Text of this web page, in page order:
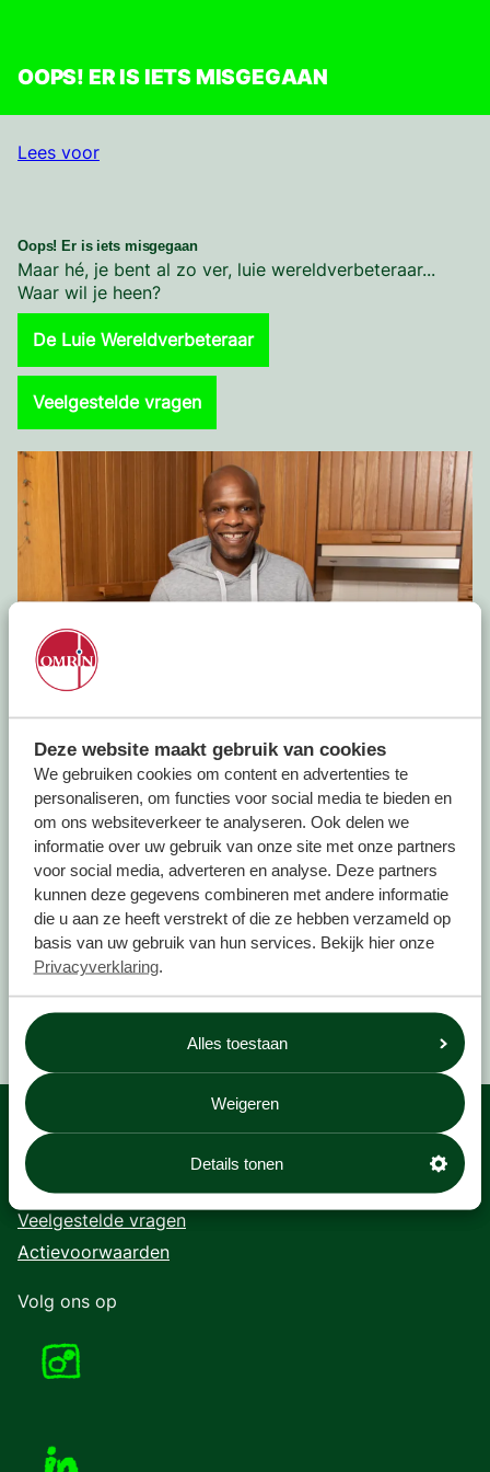
Deze website maakt gebruik van cookies
We gebruiken cookies om content en advertenties te
personaliseren, om functies voor social media te bieden en
om ons websiteverkeer te analyseren. Ook delen we
informatie over uw gebruik van onze site met onze partners
voor social media, adverteren en analyse. Deze partners
kunnen deze gegevens combineren met andere informatie
die u aan ze heeft verstrekt of die ze hebben verzameld op
basis van uw gebruik van hun services. Bekijk hier onze
Privacyverklaring.
Alles toestaan
Weigeren
Details tonen
OOPS! ER IS IETS MISGEGAAN
Lees voor
Oops! Er is iets misgegaan
Maar hé, je bent al zo ver, luie wereldverbeteraar...
Waar wil je heen?
De Luie Wereldverbeteraar
Veelgestelde vragen
Contact
Perskit
Veelgestelde vragen
Actievoorwaarden
Volg ons op